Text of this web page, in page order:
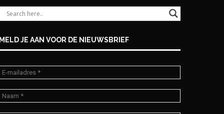
MELD JE AAN VOOR DE NIEUWSBRIEF